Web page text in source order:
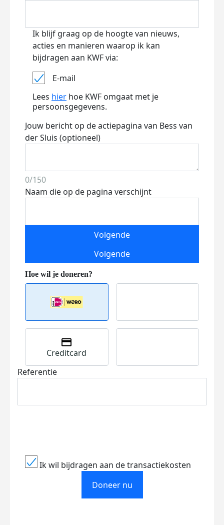
Ik blijf graag op de hoogte van nieuws,
acties en manieren waarop ik kan
bijdragen aan KWF via:
E-mail
Lees hier hoe KWF omgaat met je
persoonsgegevens.
Jouw bericht op de actiepagina van Bess van
der Sluis (optioneel)
0/150
Naam die op de pagina verschijnt
Volgende
Volgende
Creditcard
Referentie
Ik wil bijdragen aan de transactiekosten
Doneer nu